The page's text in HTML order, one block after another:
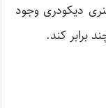
دیکودری وجود